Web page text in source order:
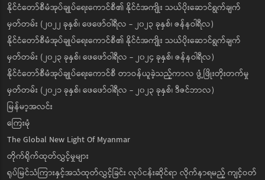
နိုင်ငံတော်စီမံအုပ်ချုပ်ရေးကောင်စီ၏ နိုင်ငံအကျိုး သယ်ပိုးဆောင်ရွက်ချက်
မှတ်တမ်း (၂၀၂၂ ခုနှစ်၊ ဖေဖော်ဝါရီလ - ၂၀၂၃ ခုနှစ်၊ ဇန်နဝါရီလ)
နိုင်ငံတော်စီမံအုပ်ချုပ်ရေးကောင်စီ၏ နိုင်ငံအကျိုး သယ်ပိုးဆောင်ရွက်ချက်
မှတ်တမ်း (၂၀၂၃ ခုနှစ်၊ ဖေဖော်ဝါရီလ - ၂၀၂၄ ခုနှစ်၊ ဇန်နဝါရီလ)
နိုင်ငံတော်စီမံအုပ်ချုပ်ရေးကောင်စီ တာဝန်ယူခဲ့သည့်ကာလ ဖွံ့ဖြိုးတိုးတက်မှု
မှတ်တမ်း (၂၀၂၁ ခုနှစ်၊ ဖေဖော်ဝါရီလ - ၂၀၂၃ ခုနှစ်၊ ဒီဇင်ဘာလ)
မြန်မာ့အလင်း
ကြေးမုံ
The Global New Light Of Myanmar
တိုက်ရိုက်ထုတ်လွှင့်မှုများ
ရုပ်မြင်သံကြားနှင့်အသံထုတ်လွှင့်ခြင်း လုပ်ငန်းဆိုင်ရာ လိုက်နာရမည့် ကျင့်ဝတ်